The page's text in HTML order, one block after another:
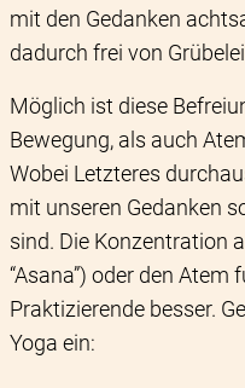
mit den Gedanken
dadurch frei von
Möglich ist diese
Bewegung, als auch
Wobei Letzteres
mit unseren Gedanken
sind. Die Konzentration
“Asana”) oder den
Praktizierende besser.
Yoga ein: